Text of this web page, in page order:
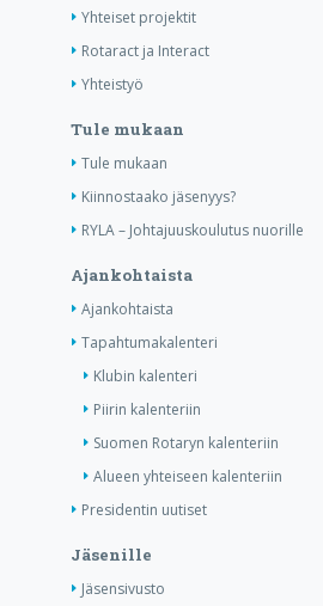
Yhteiset projektit
Rotaract ja Interact
Yhteistyö
Tule mukaan
Tule mukaan
Kiinnostaako jäsenyys?
RYLA – Johtajuuskoulutus nuorille
Ajankohtaista
Ajankohtaista
Tapahtumakalenteri
Klubin kalenteri
Piirin kalenteriin
Suomen Rotaryn kalenteriin
Alueen yhteiseen kalenteriin
Presidentin uutiset
Jäsenille
Jäsensivusto